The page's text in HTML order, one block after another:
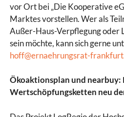
vor Ort bei „Die Kooperative
Marktes vorstellen. Wer als
Außer-Haus-Verpflegung oder
sein möchte, kann sich gerne
hoff@ernaehrungsrat-
Ökoaktionsplan und nearbuy:
Wertschöpfungsketten neu